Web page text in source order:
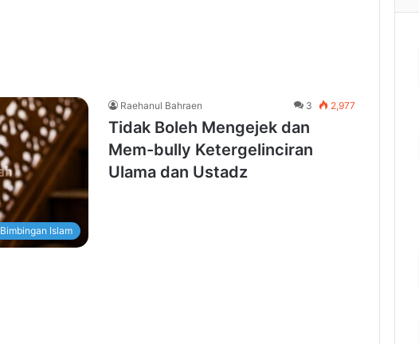
Bimbingan Islam
Raehanul Bahraen 3 2,977
Tidak Boleh Mengejek dan
Mem-bully Ketergelinciran
Ulama dan Ustadz